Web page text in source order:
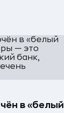
в «белый